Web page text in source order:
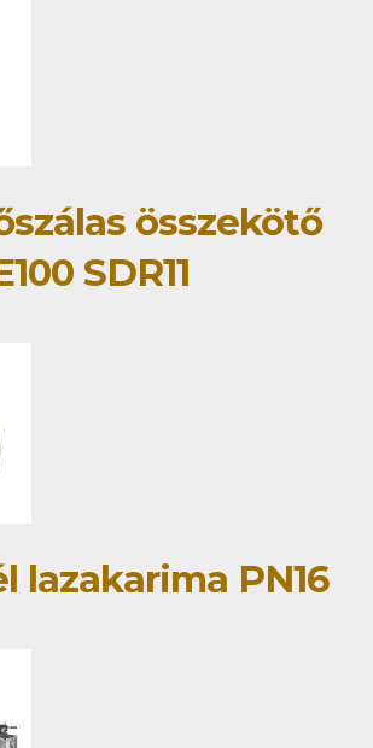
összekötő
SDR11
lazakarima PN16